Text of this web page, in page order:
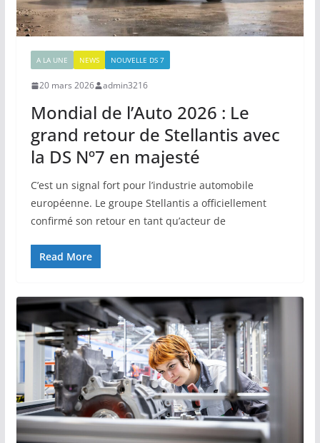
A LA UNE NEWS NOUVELLE DS 7
20 mars 2026 admin3216
Mondial de l’Auto 2026 : Le
grand retour de Stellantis avec
la DS Nº7 en majesté
C’est un signal fort pour l’industrie automobile
européenne. Le groupe Stellantis a officiellement
confirmé son retour en tant qu’acteur de
Read More